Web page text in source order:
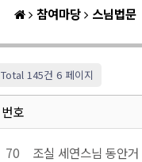
참여마당 스님법문
Total 145건 6 페이지
번호
70 조실 세연스님 동안